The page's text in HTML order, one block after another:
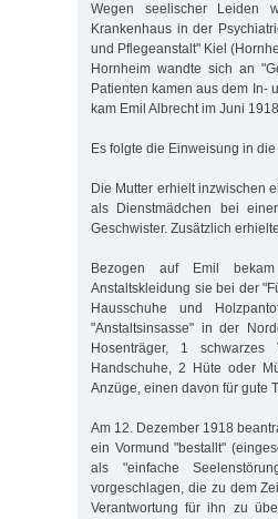
Wegen seelischer Leiden
Krankenhaus in der
und Pflegeanstalt" Kiel
Hornheim wandte sich an
Patienten kamen aus dem In-
kam Emil Albrecht im Juni
Es folgte die Einweisung in
Die Mutter erhielt inzwischen
als Dienstmädchen bei
Geschwister. Zusätzlich
Bezogen auf Emil
Anstaltskleidung sie bei der
Hausschuhe und
"Anstaltsinsasse" in der
Hosenträger, 1 schwarzes
Handschuhe, 2 Hüte oder
Anzüge, einen davon für gute
Am 12. Dezember 1918
ein Vormund "bestallt"
als "einfache
vorgeschlagen, die zu dem
Verantwortung für ihn zu